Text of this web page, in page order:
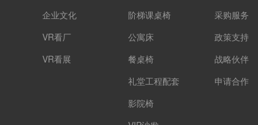
企业文化
VR看厂
VR看展
阶梯课桌椅
公寓床
餐桌椅
礼堂工程配套
影院椅
采购服务
政策支持
战略伙伴
申请合作